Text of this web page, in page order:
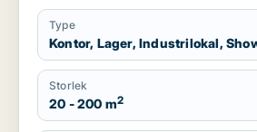
Type
Kontor, Lager, Industrilokal,
Storlek
20 - 200 m2